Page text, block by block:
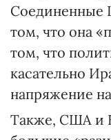
Соединенные
том, что она
том, что
касательно
напряжение
Также, США и